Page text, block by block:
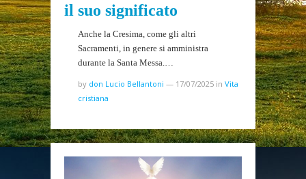
il suo significato
Anche la Cresima, come gli altri
Sacramenti, in genere si amministra
durante la Santa Messa.…
by don Lucio Bellantoni — 17/07/2025 in Vita
cristiana